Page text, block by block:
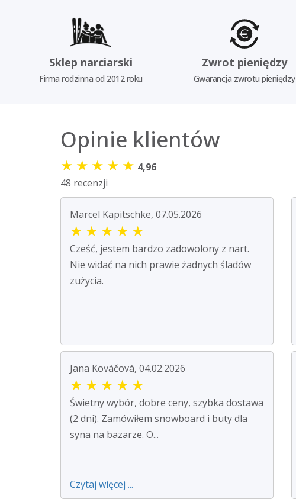
Sklep narciarski
Firma rodzinna od 2012 roku
Zwrot pieniędzy
Gwarancja zwrotu pieniędzy
Opinie klientów
★ ★ ★ ★ ★ 4,96
48 recenzji
Marcel Kapitschke, 07.05.2026
★ ★ ★ ★ ★
Cześć, jestem bardzo zadowolony z nart.
Nie widać na nich prawie żadnych śladów
zużycia.
Jana Kováčová, 04.02.2026
★ ★ ★ ★ ★
Świetny wybór, dobre ceny, szybka dostawa
(2 dni). Zamówiłem snowboard i buty dla
syna na bazarze. O...
Czytaj więcej ...